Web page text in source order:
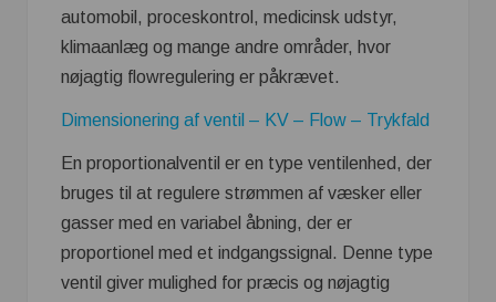
automobil, proceskontrol, medicinsk udstyr,
klimaanlæg og mange andre områder, hvor
nøjagtig flowregulering er påkrævet.
Dimensionering af ventil – KV – Flow – Trykfald
En proportionalventil er en type ventilenhed, der
bruges til at regulere strømmen af væsker eller
gasser med en variabel åbning, der er
proportionel med et indgangssignal. Denne type
ventil giver mulighed for præcis og nøjagtig